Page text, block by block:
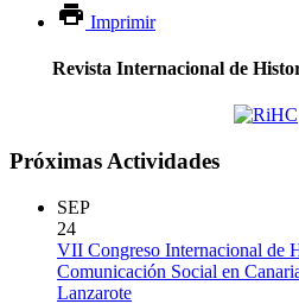
Imprimir
Revista Internacional de
Próximas Actividades
SEP
24
VII Congreso Internacional de
Comunicación Social en
Lanzarote